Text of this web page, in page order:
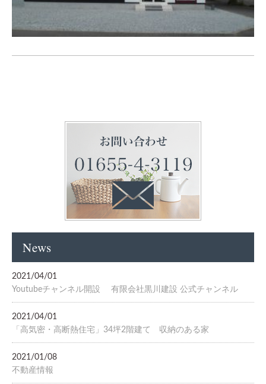
News
2021/04/01
Youtubeチャンネル開設 有限会社黒川建設 公式チャンネル
2021/04/01
「高気密・高断熱住宅」34坪2階建て 収納のある家
2021/01/08
不動産情報